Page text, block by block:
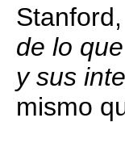
de lo
y sus
mismo